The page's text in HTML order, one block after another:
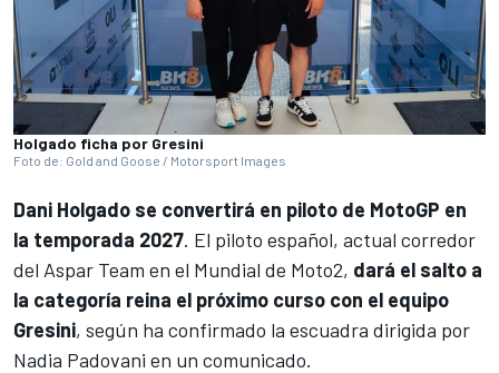
Holgado ficha por Gresini
Foto de: Gold and Goose / Motorsport Images
Dani Holgado se convertirá en piloto de MotoGP en
la temporada 2027. El piloto español, actual corredor
del Aspar Team en el Mundial de Moto2, dará el salto a
la categoría reina el próximo curso con el equipo
Gresini, según ha confirmado la escuadra dirigida por
Nadia Padovani en un comunicado.